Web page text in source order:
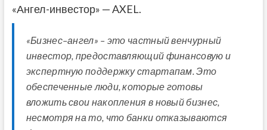
«Ангел-инвестор» — AXEL.
«Бизнес–ангел» – это частный венчурный
инвестор, предоставляющий финансовую и
экспертную поддержку стартапам. Это
обеспеченные люди, которые готовы
вложить свои накопления в новый бизнес,
несмотря на то, что банки отказываются